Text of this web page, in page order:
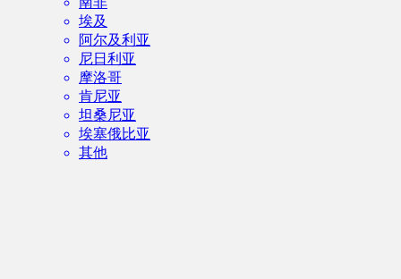
埃及
阿尔及利亚
尼日利亚
摩洛哥
肯尼亚
坦桑尼亚
埃塞俄比亚
其他